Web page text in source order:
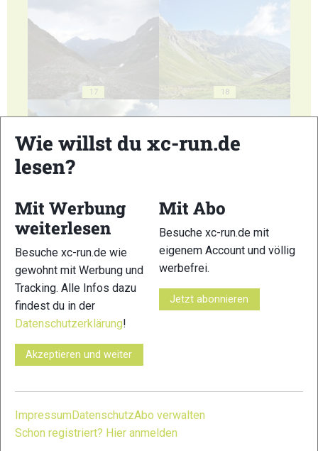
17 18
22
Wie willst du xc-run.de
lesen?
Mit Werbung
weiterlesen
Besuche xc-run.de wie
gewohnt mit Werbung und
Tracking. Alle Infos dazu
findest du in der
Datenschutzerklärung!
Akzeptieren und weiter
Mit Abo
Besuche xc-run.de mit
eigenem Account und völlig
werbefrei.
Jetzt abonnieren
ImpressumDatenschutzAbo verwalten
Schon registriert? Hier anmelden